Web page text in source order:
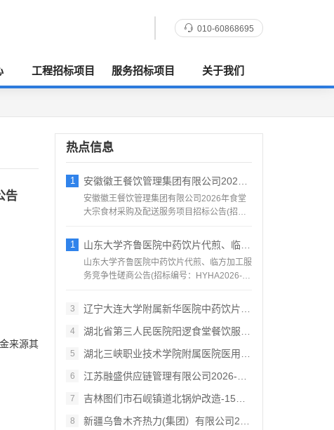
010-60868695
工程招标项目 服务招标项目 关于我们
告
来源其
热点信息
1 安徽徽王餐饮管理集团有限公司2026年食
安徽徽王餐饮管理集团有限公司2026年食堂
大宗食材采购及配送服务项目招标公告(招标
1 山东大学齐鲁医院中药饮片代煎、临方加工服
山东大学齐鲁医院中药饮片代煎、临方加工服
务竞争性磋商公告(招标编号：HYHA2026-
3
辽宁大连大学附属新华医院中药饮片采购项目
4 湖北省第三人民医院阳逻食堂餐饮服务招标公
5 湖北三峡职业技术学院附属医院医用耗材供应
6 江苏融盛供应链管理有限公司2026‑3期
7 吉林图们市石岘镇道北锅炉改造‑15吨生物
8 新疆乌鲁木齐热力(集团）有限公司2026